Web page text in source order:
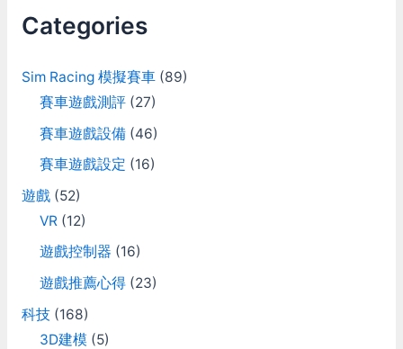
h
Categories
Sim Racing 模擬賽車(89)
賽車遊戲測評(27)
賽車遊戲設備(46)
賽車遊戲設定 (16)
遊戲(52)
VR (12)
遊戲控制器 (16)
遊戲推薦心得(23)
科技(168)
3D建模 (5)